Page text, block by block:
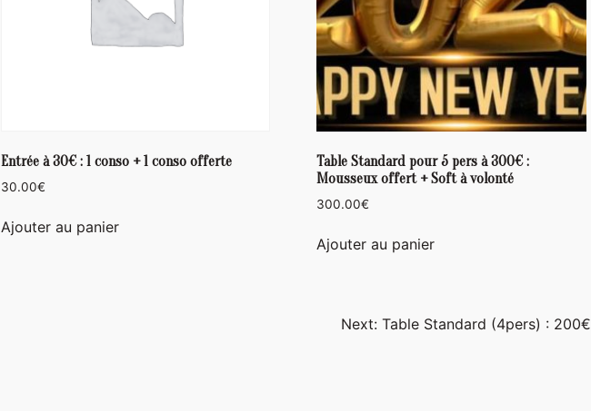
Entrée à 30€ : 1 conso + 1 conso offerte
30.00€
Ajouter au panier
Table Standard pour 5 pers à 300€ :
Mousseux offert + Soft à volonté
300.00€
Ajouter au panier
Next: Table Standard (4pers) : 200€